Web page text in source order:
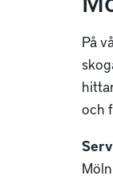
På
och